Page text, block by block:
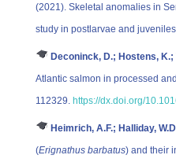
(2021). Skeletal anomalies in
study in postlarvae and
Deconinck, D.; Hostens,
Atlantic salmon in processed
112329. https://dx.doi.org/
Heimrich, A.F.; Halliday,
(Erignathus barbatus) and their